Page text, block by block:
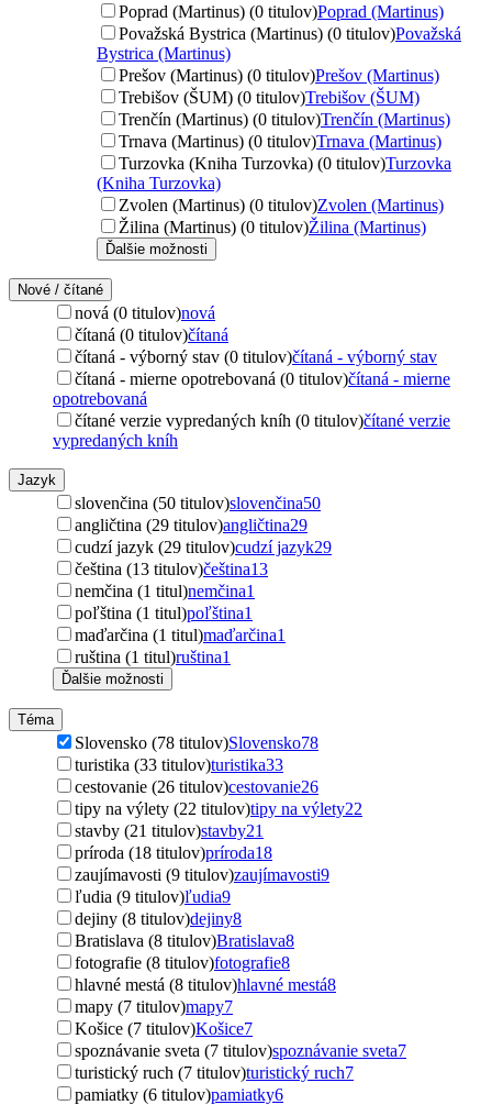
Poprad (Martinus) (0 titulov)Poprad (Martinus)
Považská Bystrica (Martinus) (0 titulov)Považská
Bystrica (Martinus)
Prešov (Martinus) (0 titulov)Prešov (Martinus)
Trebišov (ŠUM) (0 titulov)Trebišov (ŠUM)
Trenčín (Martinus) (0 titulov)Trenčín (Martinus)
Trnava (Martinus) (0 titulov)Trnava (Martinus)
Turzovka (Kniha Turzovka) (0 titulov)Turzovka
(Kniha Turzovka)
Zvolen (Martinus) (0 titulov)Zvolen (Martinus)
Žilina (Martinus) (0 titulov)Žilina (Martinus)
Ďalšie možnosti
Nové / čítané
nová (0 titulov)nová
čítaná (0 titulov)čítaná
čítaná - výborný stav (0 titulov)čítaná - výborný stav
čítaná - mierne opotrebovaná (0 titulov)čítaná - mierne
opotrebovaná
čítané verzie vypredaných kníh (0 titulov)čítané verzie
vypredaných kníh
Jazyk
slovenčina (50 titulov)slovenčina50
angličtina (29 titulov)angličtina29
cudzí jazyk (29 titulov)cudzí jazyk29
čeština (13 titulov)čeština13
nemčina (1 titul)nemčina1
poľština (1 titul)poľština1
maďarčina (1 titul)maďarčina1
ruština (1 titul)ruština1
Ďalšie možnosti
Téma
Slovensko (78 titulov)Slovensko78
turistika (33 titulov)turistika33
cestovanie (26 titulov)cestovanie26
tipy na výlety (22 titulov)tipy na výlety22
stavby (21 titulov)stavby21
príroda (18 titulov)príroda18
zaujímavosti (9 titulov)zaujímavosti9
ľudia (9 titulov)ľudia9
dejiny (8 titulov)dejiny8
Bratislava (8 titulov)Bratislava8
fotografie (8 titulov)fotografie8
hlavné mestá (8 titulov)hlavné mestá8
mapy (7 titulov)mapy7
Košice (7 titulov)Košice7
spoznávanie sveta (7 titulov)spoznávanie sveta7
turistický ruch (7 titulov)turistický ruch7
pamiatky (6 titulov)pamiatky6